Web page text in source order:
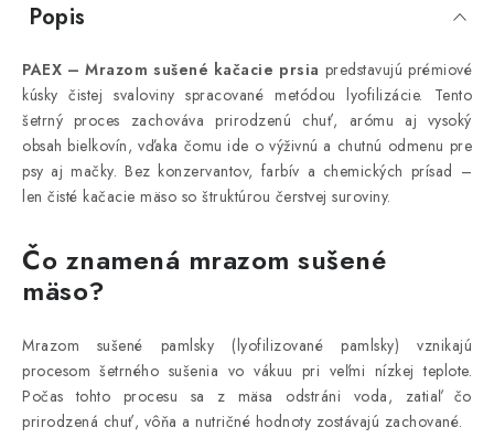
Popis
PAEX – Mrazom sušené kačacie prsia predstavujú prémiové
kúsky čistej svaloviny spracované metódou lyofilizácie. Tento
šetrný proces zachováva prirodzenú chuť, arómu aj vysoký
obsah bielkovín, vďaka čomu ide o výživnú a chutnú odmenu pre
psy aj mačky. Bez konzervantov, farbív a chemických prísad –
len čisté kačacie mäso so štruktúrou čerstvej suroviny.
Čo znamená mrazom sušené
mäso?
Mrazom sušené pamlsky (lyofilizované pamlsky) vznikajú
procesom šetrného sušenia vo vákuu pri veľmi nízkej teplote.
Počas tohto procesu sa z mäsa odstráni voda, zatiaľ čo
prirodzená chuť, vôňa a nutričné hodnoty zostávajú zachované.